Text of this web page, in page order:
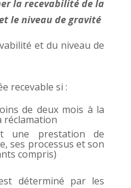
la recevabilité de la
le niveau de gravité
et du niveau de
recevable si :
de deux mois à la
réclamation
une prestation de
ses processus et son
compris)
déterminé par les